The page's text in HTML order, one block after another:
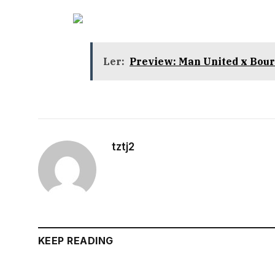
Ler: Preview: Man United x
tztj2
KEEP READING